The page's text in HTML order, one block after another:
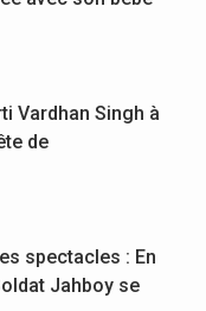
Vardhan Singh à
de
spectacles : En
Jahboy se